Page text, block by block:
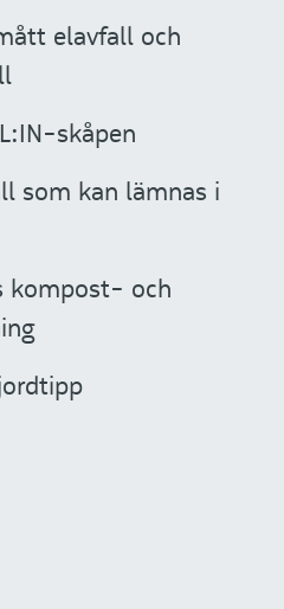
elavfall och
skåpen
som kan lämnas i
kompost- och